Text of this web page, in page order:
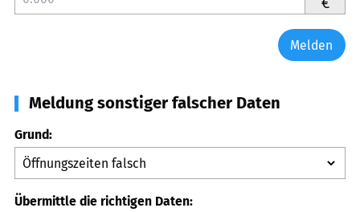
Melden
Meldung sonstiger falscher Daten
Grund:
Übermittle die richtigen Daten: